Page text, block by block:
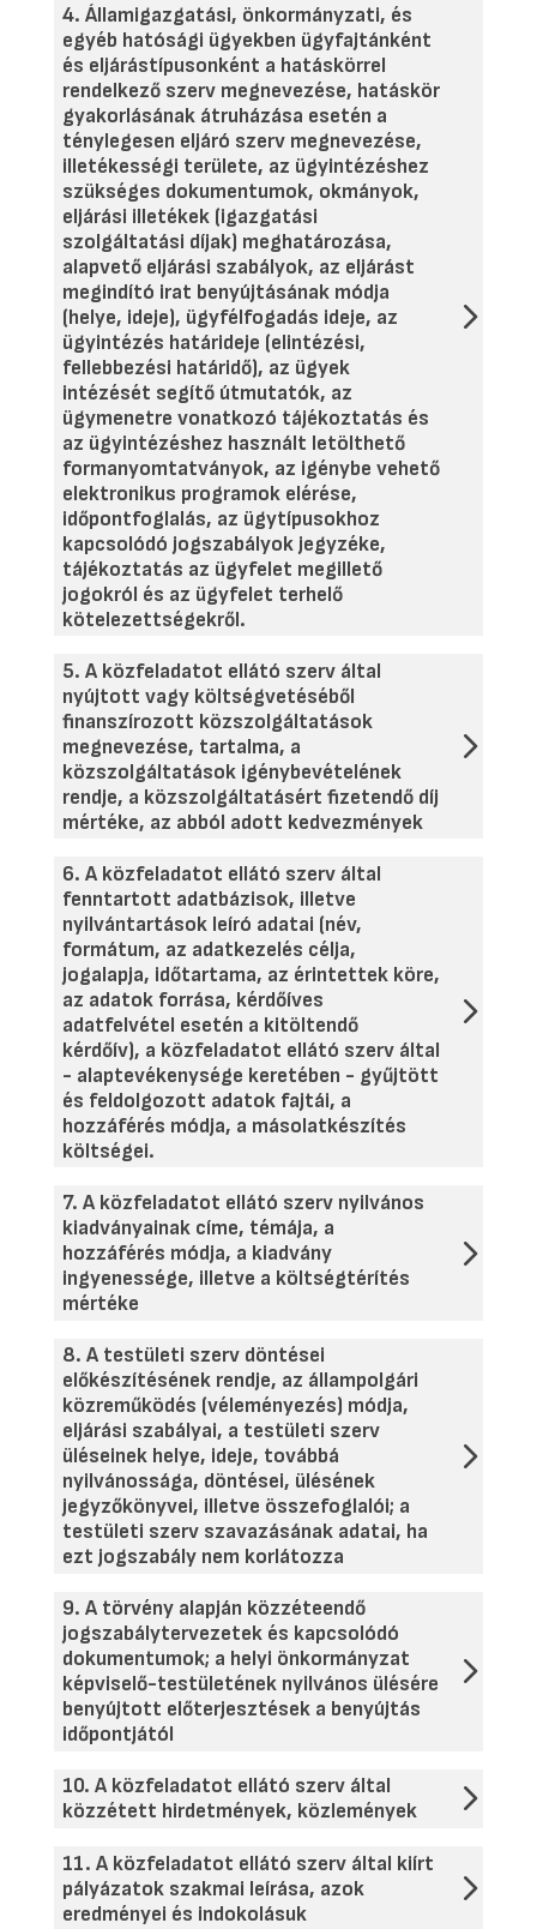
4. Államigazgatási, önkormányzati, és
egyéb hatósági ügyekben ügyfajtánként
és eljárástípusonként a hatáskörrel
rendelkező szerv megnevezése, hatáskör
gyakorlásának átruházása esetén a
ténylegesen eljáró szerv megnevezése,
illetékességi területe, az ügyintézéshez
szükséges dokumentumok, okmányok,
eljárási illetékek (igazgatási
szolgáltatási díjak) meghatározása,
alapvető eljárási szabályok, az eljárást
megindító irat benyújtásának módja
(helye, ideje), ügyfélfogadás ideje, az
ügyintézés határideje (elintézési,
fellebbezési határidő), az ügyek
intézését segítő útmutatók, az
ügymenetre vonatkozó tájékoztatás és
az ügyintézéshez használt letölthető
formanyomtatványok, az igénybe vehető
elektronikus programok elérése,
időpontfoglalás, az ügytípusokhoz
kapcsolódó jogszabályok jegyzéke,
tájékoztatás az ügyfelet megillető
jogokról és az ügyfelet terhelő
kötelezettségekről.
5. A közfeladatot ellátó szerv által
nyújtott vagy költségvetéséből
finanszírozott közszolgáltatások
megnevezése, tartalma, a
közszolgáltatások igénybevételének
rendje, a közszolgáltatásért fizetendő díj
mértéke, az abból adott kedvezmények
6. A közfeladatot ellátó szerv által
fenntartott adatbázisok, illetve
nyilvántartások leíró adatai (név,
formátum, az adatkezelés célja,
jogalapja, időtartama, az érintettek köre,
az adatok forrása, kérdőíves
adatfelvétel esetén a kitöltendő
kérdőív), a közfeladatot ellátó szerv által
- alaptevékenysége keretében - gyűjtött
és feldolgozott adatok fajtái, a
hozzáférés módja, a másolatkészítés
költségei.
7. A közfeladatot ellátó szerv nyilvános
kiadványainak címe, témája, a
hozzáférés módja, a kiadvány
ingyenessége, illetve a költségtérítés
mértéke
8. A testületi szerv döntései
előkészítésének rendje, az állampolgári
közreműködés (véleményezés) módja,
eljárási szabályai, a testületi szerv
üléseinek helye, ideje, továbbá
nyilvánossága, döntései, ülésének
jegyzőkönyvei, illetve összefoglalói; a
testületi szerv szavazásának adatai, ha
ezt jogszabály nem korlátozza
9. A törvény alapján közzéteendő
jogszabálytervezetek és kapcsolódó
dokumentumok; a helyi önkormányzat
képviselő-testületének nyilvános ülésére
benyújtott előterjesztések a benyújtás
időpontjától
10. A közfeladatot ellátó szerv által
közzétett hirdetmények, közlemények
11. A közfeladatot ellátó szerv által kiírt
pályázatok szakmai leírása, azok
eredményei és indokolásuk